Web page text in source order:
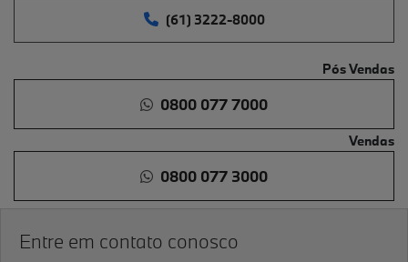
Entre em contato conosco
(61) 3222-8000
Pós Vendas
0800 077 7000
Vendas
0800 077 3000